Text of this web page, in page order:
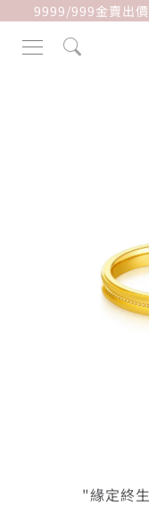
9999/999金賣出
"緣定終